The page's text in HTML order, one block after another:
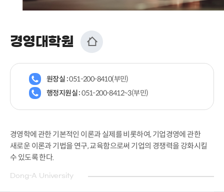
경영대학원
원장실 :051-200-8410(부민)
행정지원실 :051-200-8412~3(부민)
경영학에 관한 기본적인 이론과 실제를 비롯하여, 기업경영에 관한
새로운 이론과 기법을 연구, 교육함으로써 기업의 경쟁력을 강화시킬
수 있도록 한다.
Dong-A University